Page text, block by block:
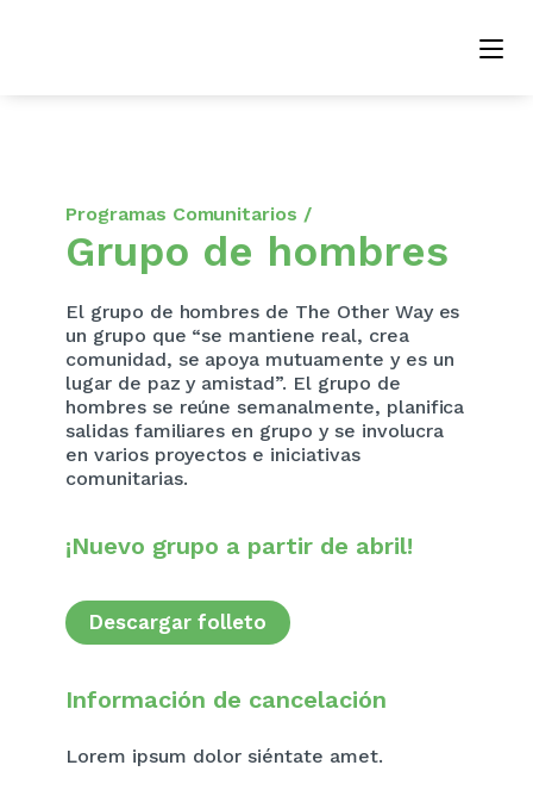
Programas Comunitarios /
Grupo de hombres
El grupo de hombres de The Other Way es
un grupo que “se mantiene real, crea
comunidad, se apoya mutuamente y es un
lugar de paz y amistad”. El grupo de
hombres se reúne semanalmente, planifica
salidas familiares en grupo y se involucra
en varios proyectos e iniciativas
comunitarias.
¡Nuevo grupo a partir de abril!
Descargar folleto
Información de cancelación
Lorem ipsum dolor siéntate amet.